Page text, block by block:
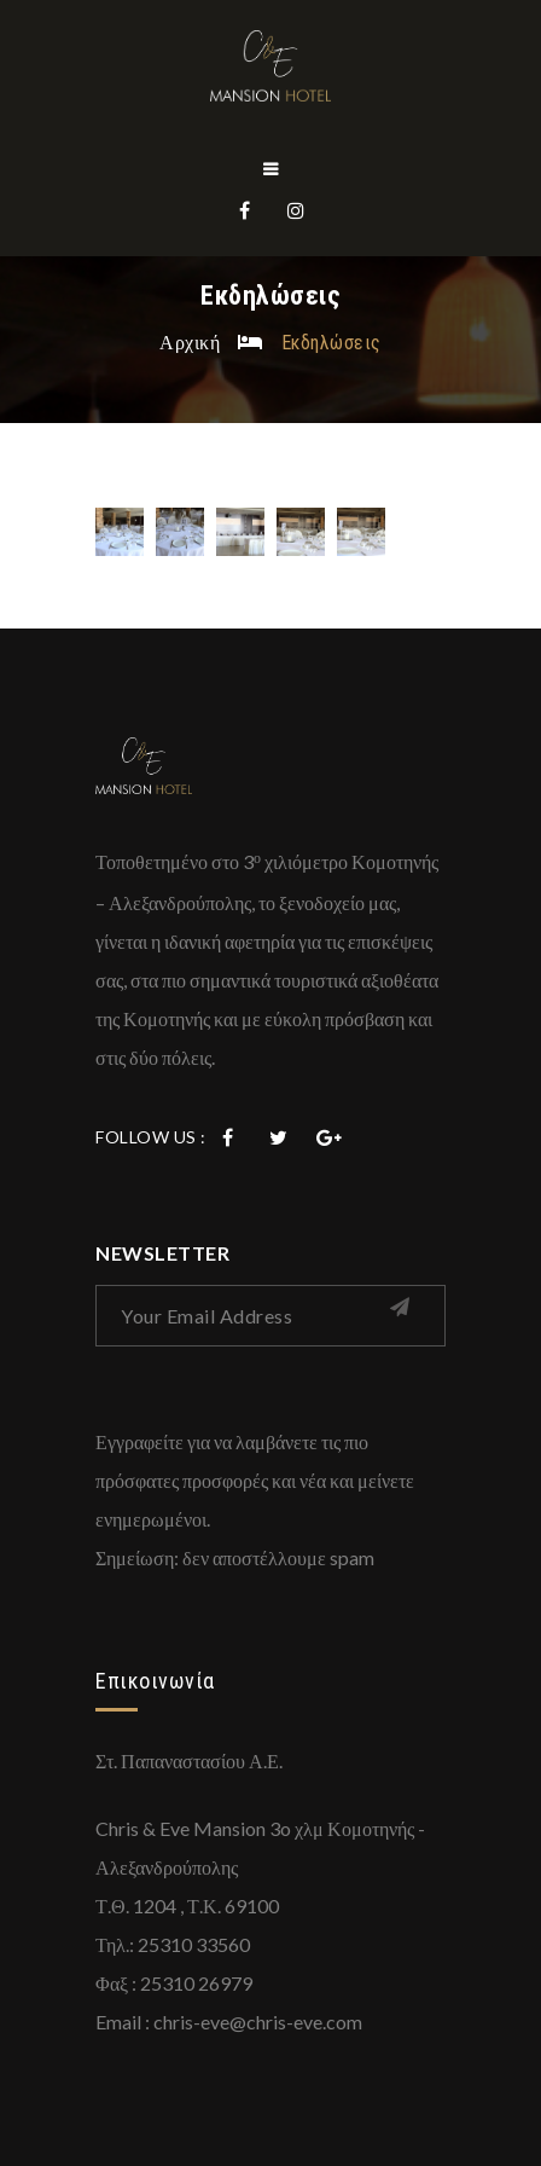
Εκδηλώσεις
Αρχική Εκδηλώσεις
Τοποθετημένο στο 3ο χιλιόμετρο Κομοτηνής
– Αλεξανδρούπολης, το ξενοδοχείο μας,
γίνεται η ιδανική αφετηρία για τις επισκέψεις
σας, στα πιο σημαντικά τουριστικά αξιοθέατα
της Κομοτηνής και με εύκολη πρόσβαση και
στις δύο πόλεις.
FOLLOW US :
NEWSLETTER
Εγγραφείτε για να λαμβάνετε τις πιο
πρόσφατες προσφορές και νέα και μείνετε
ενημερωμένοι.
Σημείωση: δεν αποστέλλουμε spam
Επικοινωνία
Στ. Παπαναστασίου Α.Ε.
Chris & Eve Mansion 3o χλμ Κομοτηνής -
Αλεξανδρούπολης
Τ.Θ. 1204 , Τ.Κ. 69100
Τηλ.: 25310 33560
Φαξ : 25310 26979
Email : chris-eve@chris-eve.com